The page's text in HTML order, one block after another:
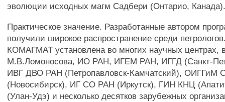
эволюции исходных магм Садбери (Онтарио,
Практическое значение. Разработанные автором
получили широкое распространение среди
КОМАГМАТ установлена во многих научных
М.В.Ломоносова, ИО РАН, ИГЕМ РАН, ИГГД (Санкт-
ИВГ ДВО РАН (Петропавловск-Камчатский), ОИГГиМ
(Новосибирск), ИГ СО РАН (Иркутск), ГИН КНЦ
(Улан-Удэ) и несколько десятков зарубежных